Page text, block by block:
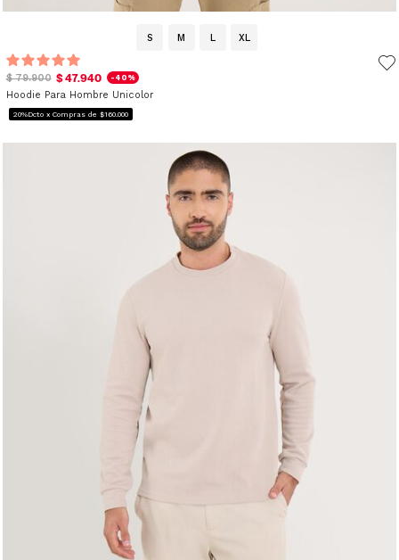
S M L XL
$ 79.900 $ 47.940 -40%
Hoodie Para Hombre Unicolor
20%Dcto x Compras de $160.000